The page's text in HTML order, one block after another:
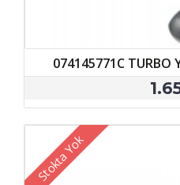
074145771C TURBO
Stokta Yok